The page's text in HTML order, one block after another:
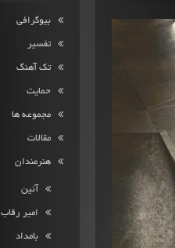
بیوگرافی
تفسیر
تک آهنگ
حمایت
مجموعه ها
مقالات
هنرمندان
آئین
امیر رقاب
بامداد